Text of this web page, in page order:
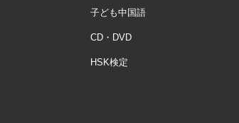
子ども中国語
CD・DVD
HSK検定